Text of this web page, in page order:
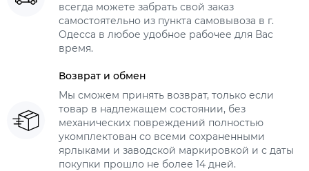
всегда можете забрать свой заказ
самостоятельно из пункта самовывоза в г.
Одесса в любое удобное рабочее для Вас
время.
Возврат и обмен
Мы сможем принять возврат, только если
товар в надлежащем состоянии, без
механических повреждений полностью
укомплектован со всеми сохраненными
ярлыками и заводской маркировкой и с даты
покупки прошло не более 14 дней.